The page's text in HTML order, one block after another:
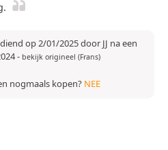
op 2/01/2025 door JJ na een
- bekijk origineel (Frans)
nogmaals kopen? NEE